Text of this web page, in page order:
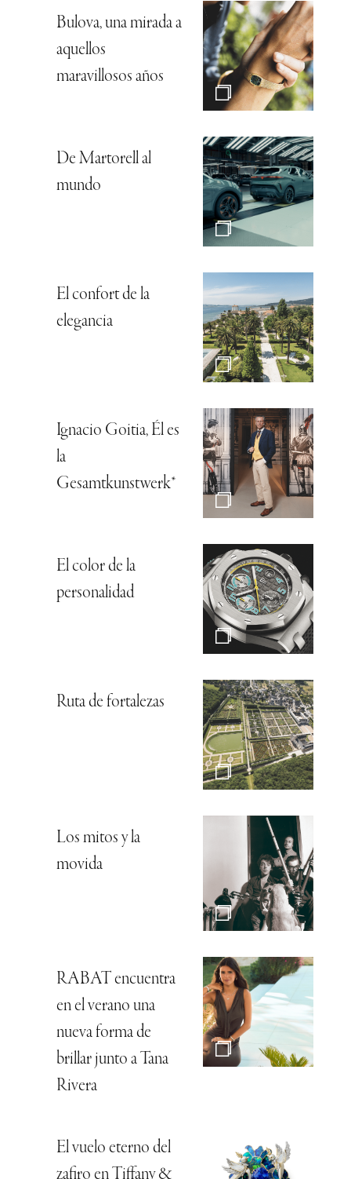
Bulova, una mirada a
aquellos
maravillosos años
De Martorell al
mundo
El confort de la
elegancia
Ignacio Goitia, Él es
la
Gesamtkunstwerk*
El color de la
personalidad
Ruta de fortalezas
Los mitos y la
movida
RABAT encuentra
en el verano una
nueva forma de
brillar junto a Tana
Rivera
El vuelo eterno del
zafiro en Tiffany &